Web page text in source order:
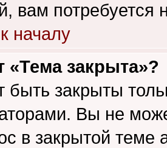
вам потребуется
началу
«Тема закрыта»?
быть закрыты
Вы не
в закрытой теме